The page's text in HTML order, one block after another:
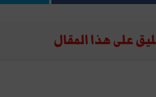
على هذا المقال